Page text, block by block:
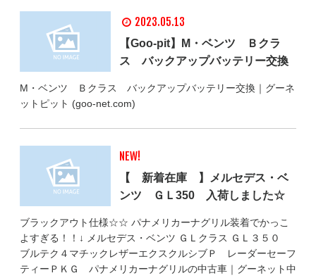
2023.05.13
【Goo-pit】M・ベンツ Ｂクラ
ス バックアップバッテリー交換
M・ベンツ Ｂクラス バックアップバッテリー交換｜グーネ
ットピット (goo-net.com)
NEW!
【 新着在庫 】メルセデス・ベ
ンツ ＧＬ350 入荷しました☆
ブラックアウト仕様☆☆ パナメリカーナグリル装着でかっこ
よすぎる！！↓ メルセデス・ベンツ ＧＬクラス ＧＬ３５０
ブルテク４マチックレザーエクスクルシブＰ レーダーセーフ
ティーＰＫＧ パナメリカーナグリルの中古車｜グーネット中